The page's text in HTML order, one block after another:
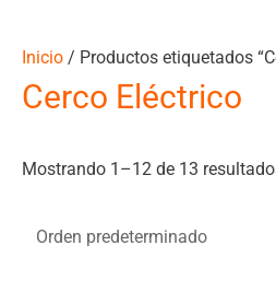
Inicio / Productos etiquetados
Cerco Eléctrico
Mostrando 1–12 de 13